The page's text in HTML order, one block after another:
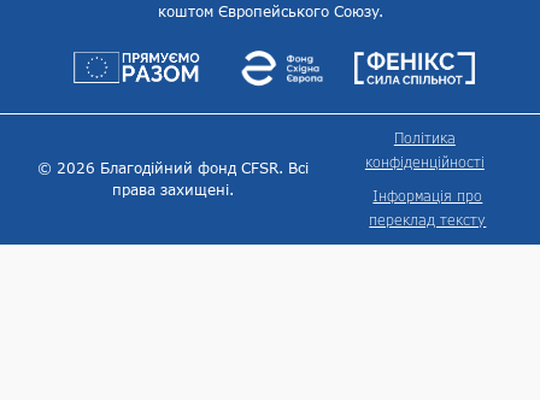
коштом Європейського Союзу.
© 2026 Благодійний фонд CFSR. Всі
права захищені.
Політика
конфіденційності
Інформація про
переклад тексту